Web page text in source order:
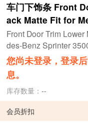
车门下饰条 Front
ack Matte Fit for
00XD
Front Door Trim
des-Benz Sprinter
您尚未登录，登录
息。
库存数量：--
会员折扣